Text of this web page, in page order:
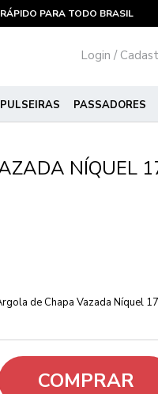
PARA TODO BRASIL
Login /
PULSEIRAS PASSADORES
NÍQUEL
de Chapa Vazada Níquel
COMPRAR